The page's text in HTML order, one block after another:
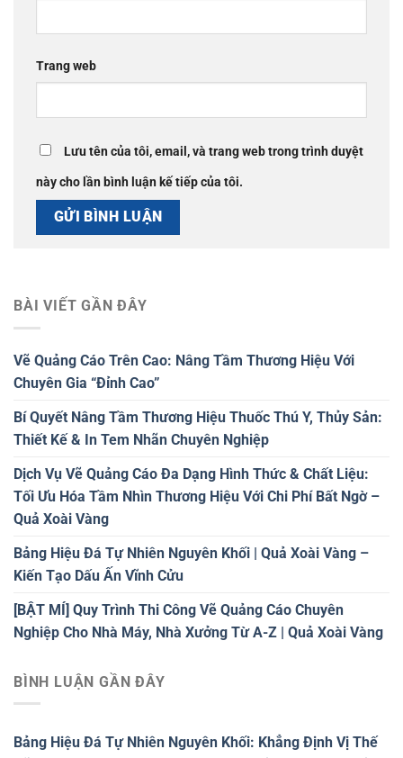
Trang web
Lưu tên của tôi, email, và trang web trong trình duyệt
này cho lần bình luận kế tiếp của tôi.
BÀI VIẾT GẦN ĐÂY
Vẽ Quảng Cáo Trên Cao: Nâng Tầm Thương Hiệu Với
Chuyên Gia “Đỉnh Cao”
Bí Quyết Nâng Tầm Thương Hiệu Thuốc Thú Y, Thủy Sản:
Thiết Kế & In Tem Nhãn Chuyên Nghiệp
Dịch Vụ Vẽ Quảng Cáo Đa Dạng Hình Thức & Chất Liệu:
Tối Ưu Hóa Tầm Nhìn Thương Hiệu Với Chi Phí Bất Ngờ –
Quả Xoài Vàng
Bảng Hiệu Đá Tự Nhiên Nguyên Khối | Quả Xoài Vàng –
Kiến Tạo Dấu Ấn Vĩnh Cửu
[BẬT MÍ] Quy Trình Thi Công Vẽ Quảng Cáo Chuyên
Nghiệp Cho Nhà Máy, Nhà Xưởng Từ A-Z | Quả Xoài Vàng
BÌNH LUẬN GẦN ĐÂY
Bảng Hiệu Đá Tự Nhiên Nguyên Khối: Khẳng Định Vị Thế